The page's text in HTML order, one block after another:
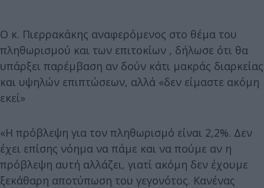
Ο κ. Πιερρακάκης αναφερόμενος στο θέμα του
πληθωρισμού και των επιτοκίων , δήλωσε ότι θα
υπάρξει παρέμβαση αν δούν κάτι μακράς διαρκείας
και υψηλών επιπτώσεων, αλλά «δεν είμαστε ακόμη
εκεί»
«Η πρόβλεψη για τον πληθωρισμό είναι 2,2%. Δεν
έχει επίσης νόημα να πάμε και να πούμε αν η
πρόβλεψη αυτή αλλάζει, γιατί ακόμη δεν έχουμε
ξεκάθαρη αποτύπωση του γεγονότος. Κανένας